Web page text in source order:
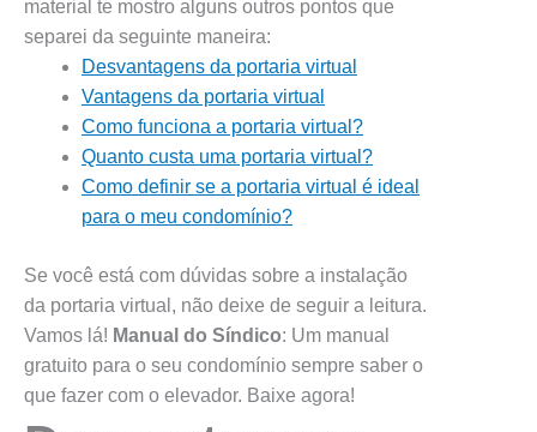
material te mostro alguns outros pontos que
separei da seguinte maneira:
Desvantagens da portaria virtual
Vantagens da portaria virtual
Como funciona a portaria virtual?
Quanto custa uma portaria virtual?
Como definir se a portaria virtual é ideal
para o meu condomínio?
Se você está com dúvidas sobre a instalação
da portaria virtual, não deixe de seguir a leitura.
Vamos lá! Manual do Síndico: Um manual
gratuito para o seu condomínio sempre saber o
que fazer com o elevador. Baixe agora!